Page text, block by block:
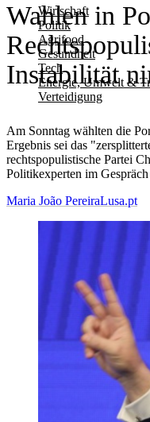
Wirtschaft
Politik
Agrifood
Gesundheit
Tech
Energie, Umwelt &
Verteidigung
Wahlen in
Instabilität
Am Sonntag wählten die
Ergebnis sei das
rechtspopulistische Partei
Politikexperten im
Maria João PereiraLusa.pt